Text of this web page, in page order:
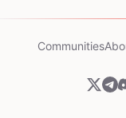
Communities